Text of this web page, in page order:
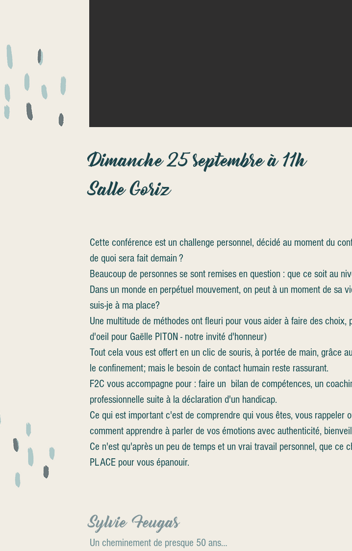
Dimanche 25 septembre à 11h
Salle Goriz
Cette conférence est un challenge personnel, décidé au moment du
de quoi sera fait demain ?
Beaucoup de personnes se sont remises en question : que ce soit au
Dans un monde en perpétuel mouvement, on peut à un moment de sa
suis-je à ma place?
Une multitude de méthodes ont fleuri pour vous aider à faire des
d'oeil pour Gaëlle PITON - notre invité d'honneur)
Tout cela vous est offert en un clic de souris, à portée de main, grâce
le confinement; mais le besoin de contact humain reste rassurant.
F2C vous accompagne pour : faire un bilan de compétences, un
professionnelle suite à la déclaration d'un handicap.
Ce qui est important c'est de comprendre qui vous êtes, vous rappeler
comment apprendre à parler de vos émotions avec authenticité,
Ce n'est qu'après un peu de temps et un vrai travail personnel, que ce
PLACE pour vous épanouir.
Sylvie Feugas
Un cheminement de presque 50 ans…